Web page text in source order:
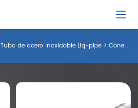
Tubo de acero inoxidable Liq-pipe > Conector de tubería a tubería